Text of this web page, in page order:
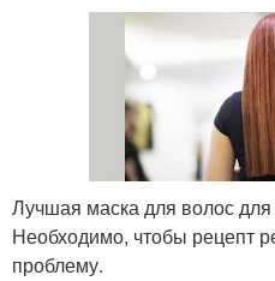
Лучшая маска для волос
Необходимо, чтобы рецепт
проблему.